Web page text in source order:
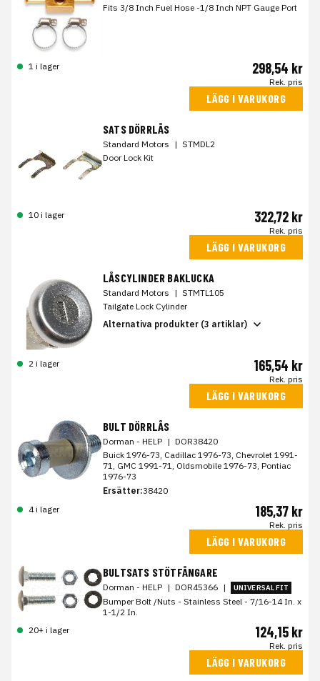
Fits 3/8 Inch Fuel Hose -1/8 Inch NPT Gauge Port
1 i lager 298,54 kr
Rek. pris
LÄGG I VARUKORG
SATS DÖRRLÅS
Standard Motors | STMDL2
Door Lock Kit
10 i lager 322,72 kr
Rek. pris
LÄGG I VARUKORG
LÅSCYLINDER BAKLUCKA
Standard Motors | STMTL105
Tailgate Lock Cylinder
Alternativa produkter (3 artiklar)
2 i lager 165,54 kr
Rek. pris
LÄGG I VARUKORG
BULT DÖRRLÅS
Dorman - HELP | DOR38420
Buick 1976-73, Cadillac 1976-73, Chevrolet 1991-
71, GMC 1991-71, Oldsmobile 1976-73, Pontiac
1976-73
Ersätter:38420
4 i lager
185,37 kr
Rek. pris
LÄGG I VARUKORG
BULTSATS STÖTFÅNGARE
Dorman - HELP | DOR45366 | UNIVERSAL FIT
Bumper Bolt /Nuts - Stainless Steel - 7/16-14 In. x
1-1/2 In.
20+ i lager
124,15 kr
Rek. pris
LÄGG I VARUKORG